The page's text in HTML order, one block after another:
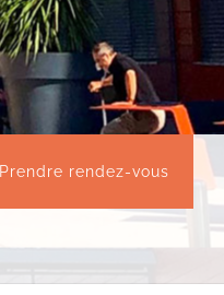
Prendre rendez-vous